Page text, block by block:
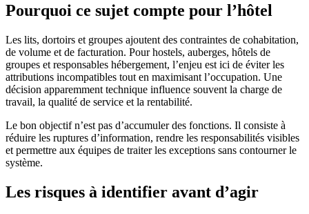
Pourquoi ce sujet compte pour l’hôtel
Les lits, dortoirs et groupes ajoutent des contraintes de cohabitation,
de volume et de facturation. Pour hostels, auberges, hôtels de
groupes et responsables hébergement, l’enjeu est ici de éviter les
attributions incompatibles tout en maximisant l’occupation. Une
décision apparemment technique influence souvent la charge de
travail, la qualité de service et la rentabilité.
Le bon objectif n’est pas d’accumuler des fonctions. Il consiste à
réduire les ruptures d’information, rendre les responsabilités visibles
et permettre aux équipes de traiter les exceptions sans contourner le
système.
Les risques à identifier avant d’agir